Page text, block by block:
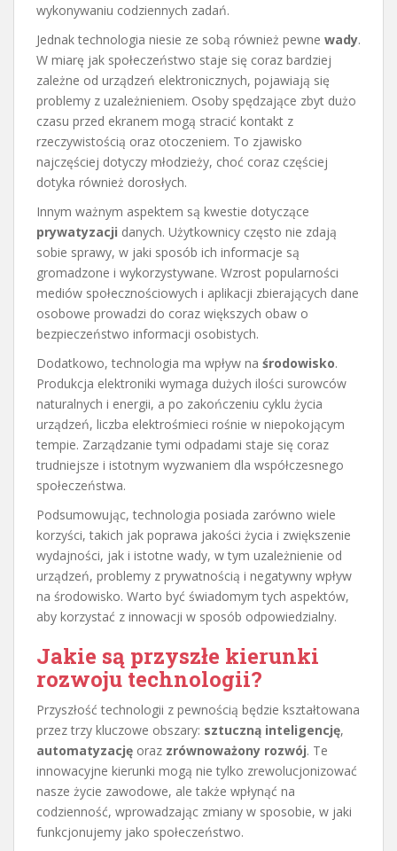
wykonywaniu codziennych zadań.
Jednak technologia niesie ze sobą również pewne wady.
W miarę jak społeczeństwo staje się coraz bardziej
zależne od urządzeń elektronicznych, pojawiają się
problemy z uzależnieniem. Osoby spędzające zbyt dużo
czasu przed ekranem mogą stracić kontakt z
rzeczywistością oraz otoczeniem. To zjawisko
najczęściej dotyczy młodzieży, choć coraz częściej
dotyka również dorosłych.
Innym ważnym aspektem są kwestie dotyczące
prywatyzacji danych. Użytkownicy często nie zdają
sobie sprawy, w jaki sposób ich informacje są
gromadzone i wykorzystywane. Wzrost popularności
mediów społecznościowych i aplikacji zbierających dane
osobowe prowadzi do coraz większych obaw o
bezpieczeństwo informacji osobistych.
Dodatkowo, technologia ma wpływ na środowisko.
Produkcja elektroniki wymaga dużych ilości surowców
naturalnych i energii, a po zakończeniu cyklu życia
urządzeń, liczba elektrośmieci rośnie w niepokojącym
tempie. Zarządzanie tymi odpadami staje się coraz
trudniejsze i istotnym wyzwaniem dla współczesnego
społeczeństwa.
Podsumowując, technologia posiada zarówno wiele
korzyści, takich jak poprawa jakości życia i zwiększenie
wydajności, jak i istotne wady, w tym uzależnienie od
urządzeń, problemy z prywatnością i negatywny wpływ
na środowisko. Warto być świadomym tych aspektów,
aby korzystać z innowacji w sposób odpowiedzialny.
Jakie są przyszłe kierunki
rozwoju technologii?
Przyszłość technologii z pewnością będzie kształtowana
przez trzy kluczowe obszary: sztuczną inteligencję,
automatyzację oraz zrównoważony rozwój. Te
innowacyjne kierunki mogą nie tylko zrewolucjonizować
nasze życie zawodowe, ale także wpłynąć na
codzienność, wprowadzając zmiany w sposobie, w jaki
funkcjonujemy jako społeczeństwo.